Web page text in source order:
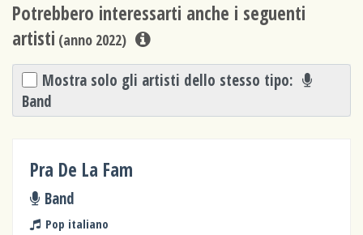
Potrebbero interessarti anche i seguenti
artisti (anno 2022)
Mostra solo gli artisti dello stesso tipo:
Band
Pra De La Fam
Band
Pop italiano